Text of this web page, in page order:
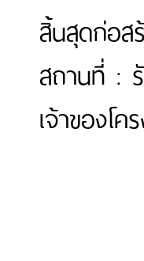
สิ้นสุดก่อส
สถานที่ :
เจ้าของ